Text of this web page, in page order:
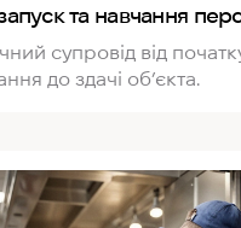
та навчання
супровід від
до здачі об’єкта.